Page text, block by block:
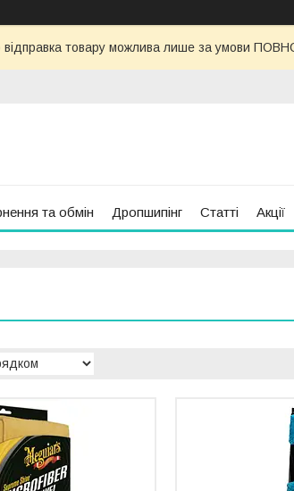
товару можлива лише за умови
та обмін Дропшипінг Статті Акції